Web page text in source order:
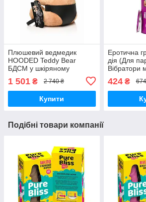
Плюшевий ведмедик
HOODED Teddy Bear
БДСМ у шкіряному
23x16x12 см Вібратори
мастурбатори секс-шоп
1 501 ₴ 2 740 ₴
Купити
Еротична
дія (Для
Вібратори
424₴
Подібні товари компанії